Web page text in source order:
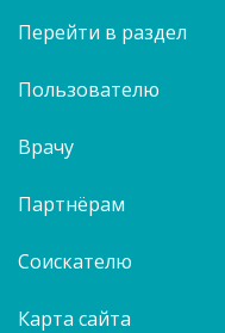
Перейти в раздел
Пользователю
Врачу
Партнёрам
Соискателю
Карта сайта